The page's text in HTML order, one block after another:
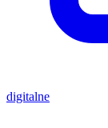
digitalne